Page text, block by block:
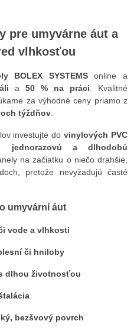
pre umyvárne áut a
vlhkosťou
BOLEX SYSTEMSonline a
a 50 % na práci . Kvalitné
za výhodné ceny priamo z
týždňov
investujte dovinylových PVC
jednorazovú a dlhodobú
na začiatku o niečo drahšie,
pretože nevyžadujú časté
umyvární áut
vode a vlhkosti
či hniloby
dlhou životnosťou
bezšvový povrch